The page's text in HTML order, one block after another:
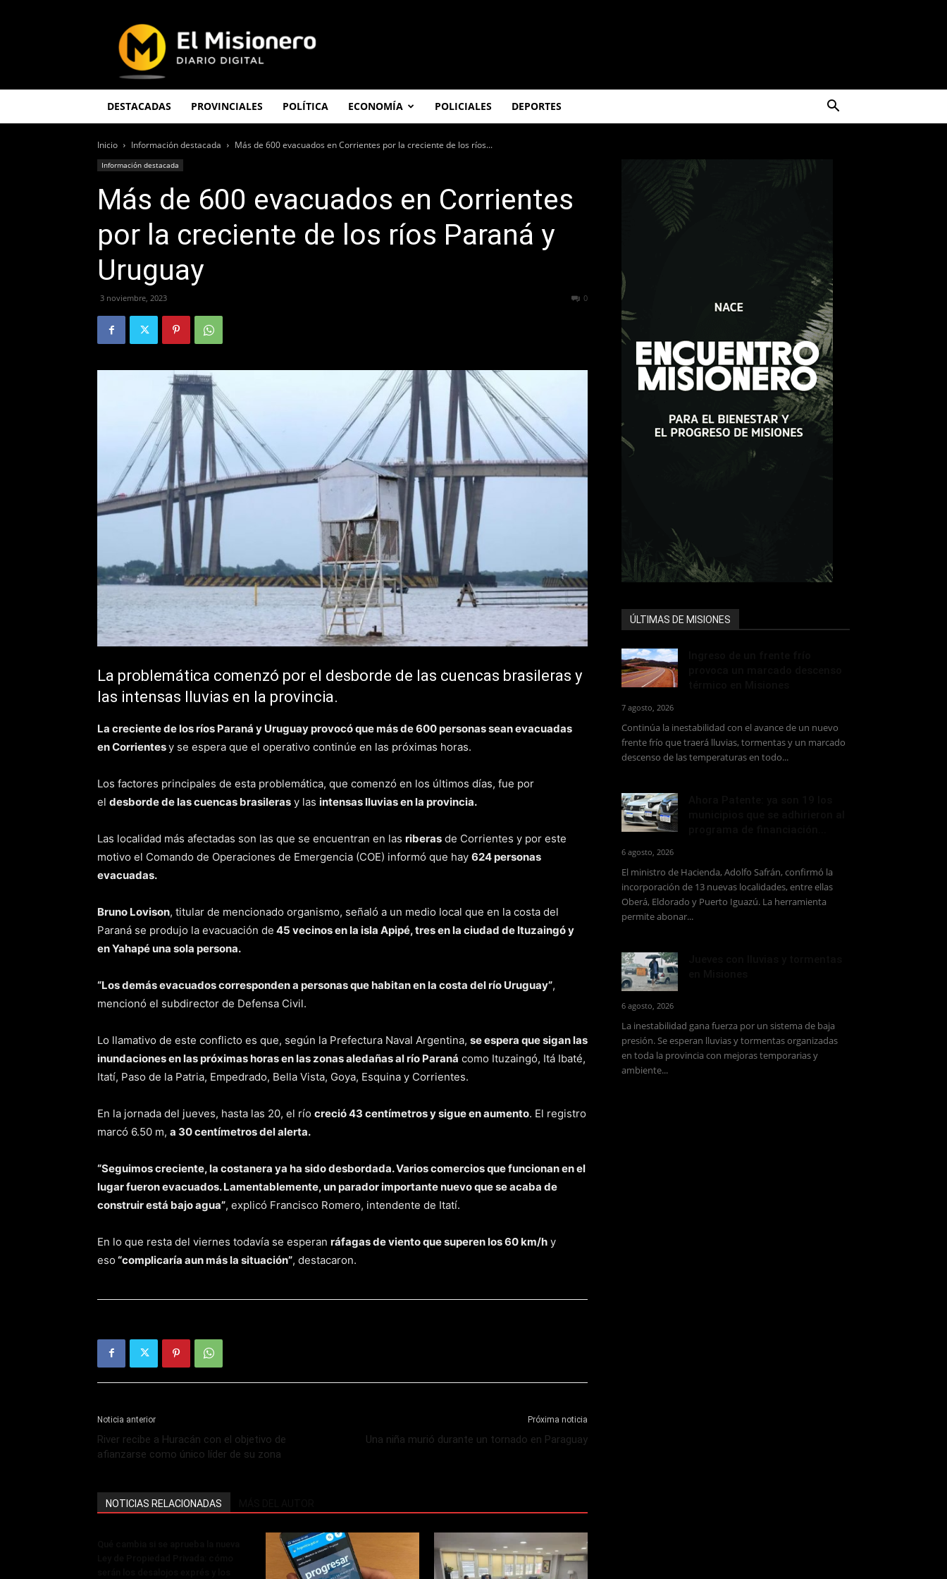
Misionero
DESTACADAS PROVINCIALES POLÍTICA ECONOMÍA POLICIALES DEPORTES
Inicio Información destacada Más de 600 evacuados en Corrientes por la creciente de los ríos...
Información destacada
Más de 600 evacuados en Corrientes
por la creciente de los ríos Paraná y
Uruguay
3 noviembre, 2023 0
La problemática comenzó por el desborde de las cuencas brasileras y
las intensas lluvias en la provincia.
La creciente de los ríos Paraná y Uruguay provocó que más de 600 personas sean evacuadas
en Corrientesy se espera que el operativo continúe en las próximas horas.
Los factores principales de esta problemática, que comenzó en los últimos días, fue por
el desborde de las cuencas brasileras y las intensas lluvias en la provincia.
Las localidad más afectadas son las que se encuentran en las riberas de Corrientes y por este
motivo el Comando de Operaciones de Emergencia (COE) informó que hay 624 personas
evacuadas.
Bruno Lovison, titular de mencionado organismo, señaló a un medio local que en la costa del
Paraná se produjo la evacuación de 45 vecinos en la isla Apipé, tres en la ciudad de Ituzaingó y
en Yahapé una sola persona.
“Los demás evacuados corresponden a personas que habitan en la costa del río Uruguay”,
mencionó el subdirector de Defensa Civil.
Lo llamativo de este conflicto es que, según la Prefectura Naval Argentina, se espera que sigan las
inundaciones en las próximas horas en las zonas aledañas al río Paraná como Ituzaingó, Itá Ibaté,
Itatí, Paso de la Patria, Empedrado, Bella Vista, Goya, Esquina y Corrientes.
En la jornada del jueves, hasta las 20, el río creció 43 centímetros y sigue en aumento. El registro
marcó 6.50 m, a 30 centímetros del alerta.
“Seguimos creciente, la costanera ya ha sido desbordada. Varios comercios que funcionan en el
lugar fueron evacuados. Lamentablemente, un parador importante nuevo que se acaba de
construir está bajo agua”, explicó Francisco Romero, intendente de Itatí.
En lo que resta del viernes todavía se esperan ráfagas de viento que superen los 60 km/h y
eso “complicaría aun más la situación”, destacaron.
Noticia anterior
River recibe a Huracán con el objetivo de
afianzarse como único líder de su zona
Próxima noticia
Una niña murió durante un tornado en Paraguay
NOTICIAS RELACIONADAS
ÚLTIMAS DE MISIONES
7 agosto, 2026
Continúa la inestabilidad con el avance de un nuevo
frente frío que traerá lluvias, tormentas y un marcado
descenso de las temperaturas en todo...
6 agosto, 2026
El ministro de Hacienda, Adolfo Safrán, confirmó la
incorporación de 13 nuevas localidades, entre ellas
Oberá, Eldorado y Puerto Iguazú. La herramienta
permite abonar...
6 agosto, 2026
La inestabilidad gana fuerza por un sistema de baja
presión. Se esperan lluvias y tormentas organizadas
en toda la provincia con mejoras temporarias y
ambiente...